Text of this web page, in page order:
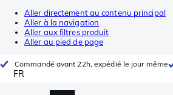
Aller directement au contenu principal
Aller à la navigation
Aller aux filtres produit
Aller au pied de page
Commandé avant 22h, expédié le jour même
FR